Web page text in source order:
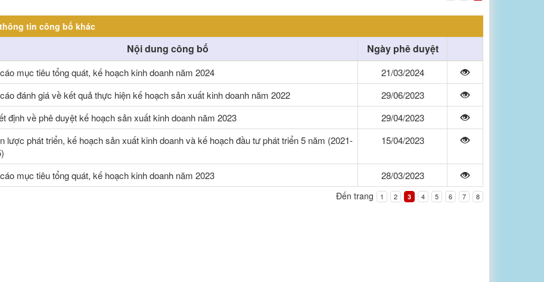
tin công bố khác
Nội dung công bố Ngày phê duyệt
mục tiêu tổng quát, kế hoạch kinh doanh năm 2024
21/03/2024
đánh giá về kết quả thực hiện kế hoạch sản xuất kinh doanh năm 2022
29/06/2023
định về phê duyệt kế hoạch sản xuất kinh doanh năm 2023
29/04/2023
lược phát triển, kế hoạch sản xuất kinh doanh và kế hoạch đầu tư phát triển 5 năm (2021-
15/04/2023
mục tiêu tổng quát, kế hoạch kinh doanh năm 2023 28/03/2023
Đến trang 1 2 3 4 5 6 7 8